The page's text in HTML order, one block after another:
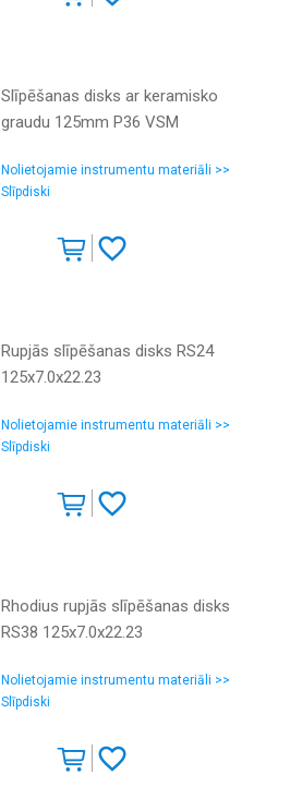
Slīpēšanas disks ar keramisko
graudu 125mm P36 VSM
Nolietojamie instrumentu materiāli >>
Slīpdiski
Rupjās slīpēšanas disks RS24
125x7.0x22.23
Nolietojamie instrumentu materiāli >>
Slīpdiski
Rhodius rupjās slīpēšanas disks
RS38 125x7.0x22.23
Nolietojamie instrumentu materiāli >>
Slīpdiski